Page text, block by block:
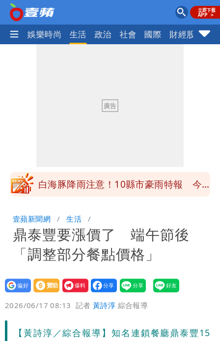
熱門 娛樂時尚 生活 政治 社會 國際 財經股市
晚至明下午受影響
颱風假來了！連江縣明停班課 竹縣山區
Cheap：愛台灣只是發財的口號
白海豚降雨注意！10縣市豪雨特報 今
8校停課不停班
壹蘋新聞網 生活
鼎泰豐要漲價了 端午節後
「調整部分餐點價格」
設為
贊助
我要
爆料
2026/06/17 08:13 記者黃詩淳 綜合報導
【黃詩淳／綜合報導】知名連鎖餐廳鼎泰豐15